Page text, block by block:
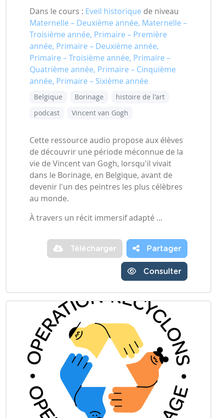
Dans le cours : Eveil historique de niveau
Maternelle – Deuxième année, Maternelle –
Troisième année, Primaire – Première
année, Primaire – Deuxième année,
Primaire – Troisième année, Primaire –
Quatrième année, Primaire – Cinquième
année, Primaire – Sixième année
Belgique Borinage
histoire de l'art
podcast
Vincent van Gogh
Cette ressource audio propose aux élèves
de découvrir une période méconnue de la
vie de Vincent van Gogh, lorsqu'il vivait
dans le Borinage, en Belgique, avant de
devenir l'un des peintres les plus célèbres
au monde.
À travers un récit immersif adapté …
Télécharger Partager
Consulter